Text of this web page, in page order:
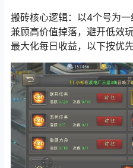
搬砖核心逻辑：以4个号为一
兼顾高价值掉落，避开低效
最大化每日收益，以下按优先